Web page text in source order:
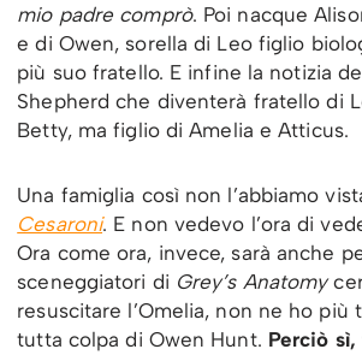
mio padre comprò. Poi nacque
e di Owen, sorella di Leo figlio
più suo fratello. E infine la notizia
Shepherd che diventerà fratello di
Betty, ma figlio di Amelia e Atticus.
Una famiglia così non l’abbiamo
Cesaroni. E non vedevo l’ora di
Ora come ora, invece, sarà anche
sceneggiatori di Grey’s Anatomy
resuscitare l’Omelia, non ne ho più
tutta colpa di Owen Hunt. Perciò